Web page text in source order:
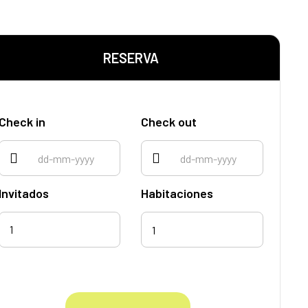
RESERVA
Check in Check out
Invitados
1
Habitaciones